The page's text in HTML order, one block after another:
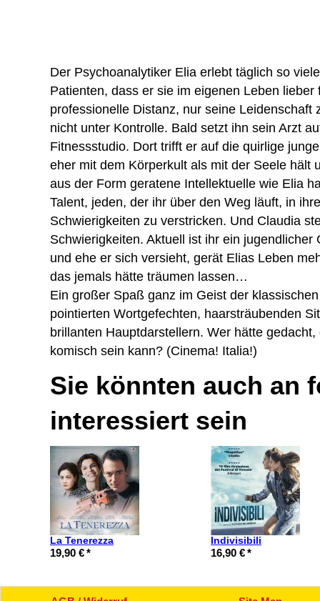
Der Psychoanalytiker Elia erlebt täglich so
Patienten, dass er sie im eigenen Leben lieber
professionelle Distanz, nur seine Leidenschaft
nicht unter Kontrolle. Bald setzt ihn sein Arzt
Fitnessstudio. Dort trifft er auf die quirlige
eher mit dem Körperkult als mit der Seele hält
aus der Form geratene Intellektuelle wie Elia
Talent, jeden, der ihr über den Weg läuft, in
Schwierigkeiten zu verstricken. Und Claudia
Schwierigkeiten. Aktuell ist ihr ein jugendlicher
und ehe er sich versieht, gerät Elias Leben
das jemals hätte träumen lassen…
Ein großer Spaß ganz im Geist der
pointierten Wortgefechten, haarsträubenden
brillanten Hauptdarstellern. Wer hätte
komisch sein kann? (Cinema! Italia!)
Sie könnten auch an
interessiert sein
La Tenerezza
19,90 €*
Indivisibili
16,90 €*